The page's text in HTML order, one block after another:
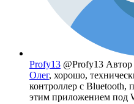
Profy13 @Profy13 Автор
Олег, хорошо,
контроллер с
этим приложением под